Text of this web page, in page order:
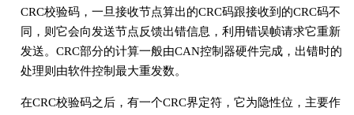
CRC校验码，一旦接收节点算出的CRC码跟接收到的CRC码不
同，则它会向发送节点反馈出错信息，利用错误帧请求它重新
发送。CRC部分的计算一般由CAN控制器硬件完成，出错时的
处理则由软件控制最大重发数。
在CRC校验码之后，有一个CRC界定符，它为隐性位，主要作